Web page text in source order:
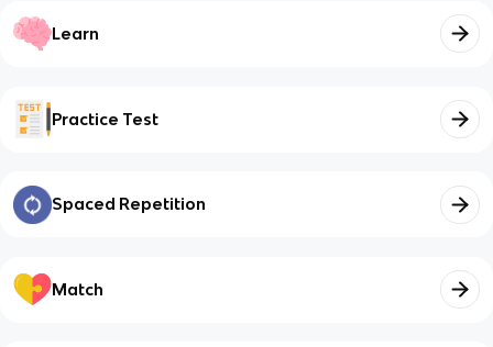
Learn
Practice Test
Spaced Repetition
Match